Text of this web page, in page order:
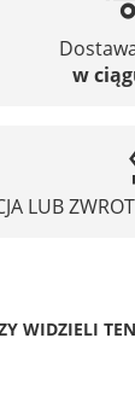
w
LUB
WIDZIELI